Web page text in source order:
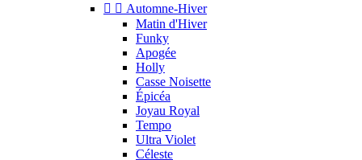
  Automne-Hiver
Matin d'Hiver
Funky
Apogée
Holly
Casse Noisette
Épicéa
Joyau Royal
Tempo
Ultra Violet
Céleste